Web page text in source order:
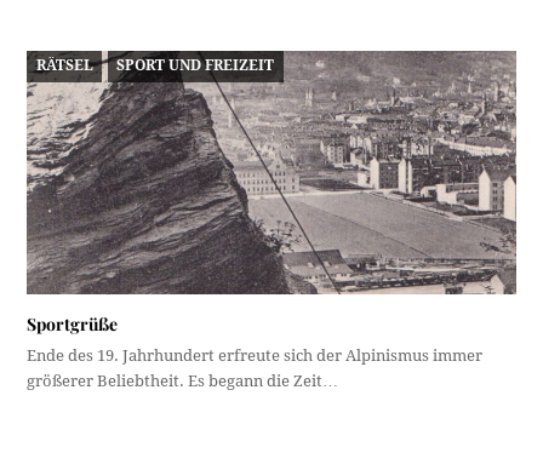
RÄTSEL SPORT UND FREIZEIT
Sportgrüße
Ende des 19. Jahrhundert erfreute sich der Alpinismus immer
größerer Beliebtheit. Es begann die Zeit…